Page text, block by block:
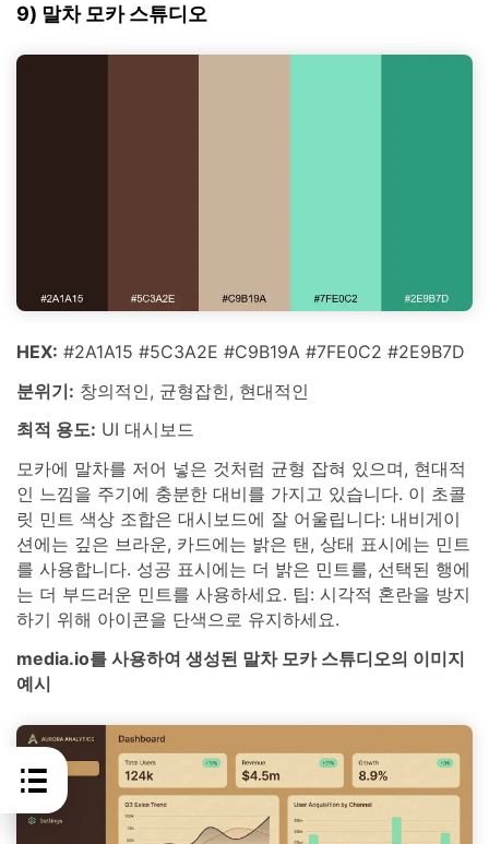
9) 말차 모카 스튜디오
HEX: #2A1A15 #5C3A2E #C9B19A #7FE0C2 #2E9B7D
분위기: 창의적인, 균형잡힌, 현대적인
최적 용도: UI 대시보드
모카에 말차를 저어 넣은 것처럼 균형 잡혀 있으며, 현대적
인 느낌을 주기에 충분한 대비를 가지고 있습니다. 이 초콜
릿 민트 색상 조합은 대시보드에 잘 어울립니다: 내비게이
션에는 깊은 브라운, 카드에는 밝은 탠, 상태 표시에는 민트
를 사용합니다. 성공 표시에는 더 밝은 민트를, 선택된 행에
는 더 부드러운 민트를 사용하세요. 팁: 시각적 혼란을 방지
하기 위해 아이콘을 단색으로 유지하세요.
media.io를 사용하여 생성된 말차 모카 스튜디오의 이미지
예시